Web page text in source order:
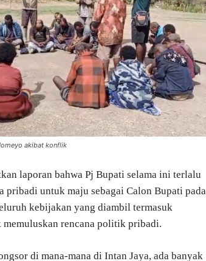
akibat konflik
laporan bahwa Pj Bupati selama ini terlalu
pribadi untuk maju sebagai Calon Bupati pada
kebijakan yang diambil termasuk
rencana politik pribadi.
di mana-mana di Intan Jaya, ada banyak